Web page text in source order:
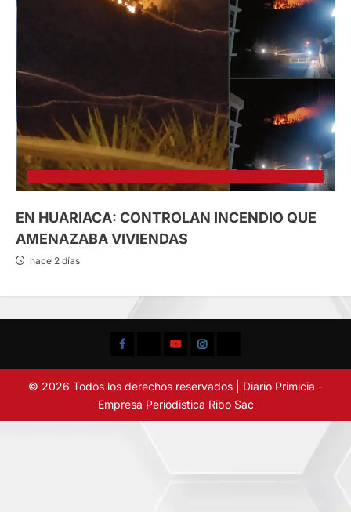
EN HUARIACA: CONTROLAN INCENDIO QUE
AMENAZABA VIVIENDAS
hace 2 días
FacebookTikTokYouTubeInstagram
© 2026 Todos los derechos reservados | Diario Primicia -
Empresa Periodistica Ribo Sac